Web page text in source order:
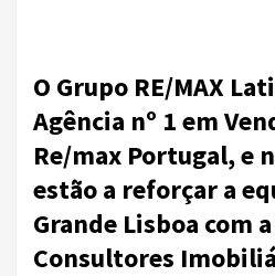
O Grupo RE/MAX
Agência nº 1 em
Re/max Portugal, e
estão a reforçar a
Grande Lisboa com
Consultores